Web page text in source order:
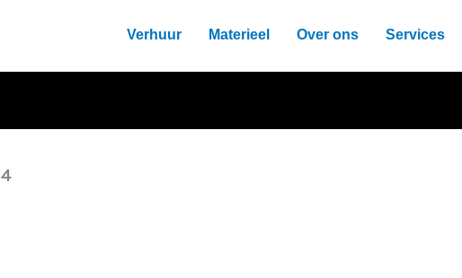
Verhuur Materieel Over ons Services